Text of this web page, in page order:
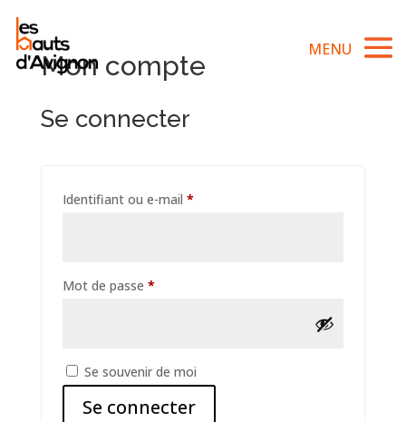
Mon compte
Se connecter
Identifiant ou e-mail *Obligatoire
Mot de passe *Obligatoire
Alternative:
Se souvenir de moi
Se connecter